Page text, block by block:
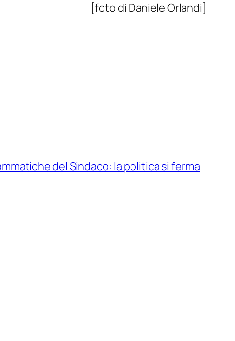
[foto di Daniele Orlandi]
del Sindaco: la politica si ferma